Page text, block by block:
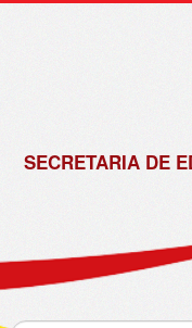
SECRETARIA DE
de